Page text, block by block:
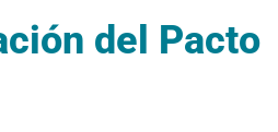
del Pacto